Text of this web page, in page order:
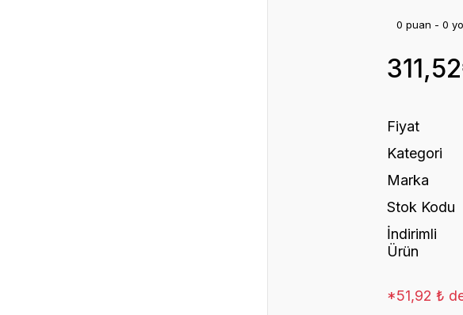
0 puan - 0
Fiyat
Kategori
Marka
Stok Kodu
İndirimli
Ürün
*51,92 ₺